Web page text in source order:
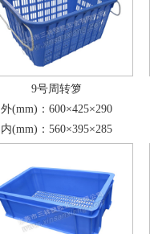
9号周转箩
外(mm)：600×425×290
内(mm)：560×395×285